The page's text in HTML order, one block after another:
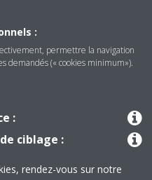
:
permettre la navigation
demandés (« cookies minimum»).
:
ciblage :
rendez-vous sur notre